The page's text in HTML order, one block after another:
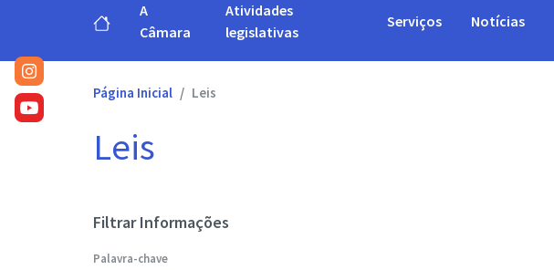
A
Câmara
Atividades
legislativas
Serviços Notícias
Página Inicial Leis
Leis
Filtrar Informações
Palavra-chave